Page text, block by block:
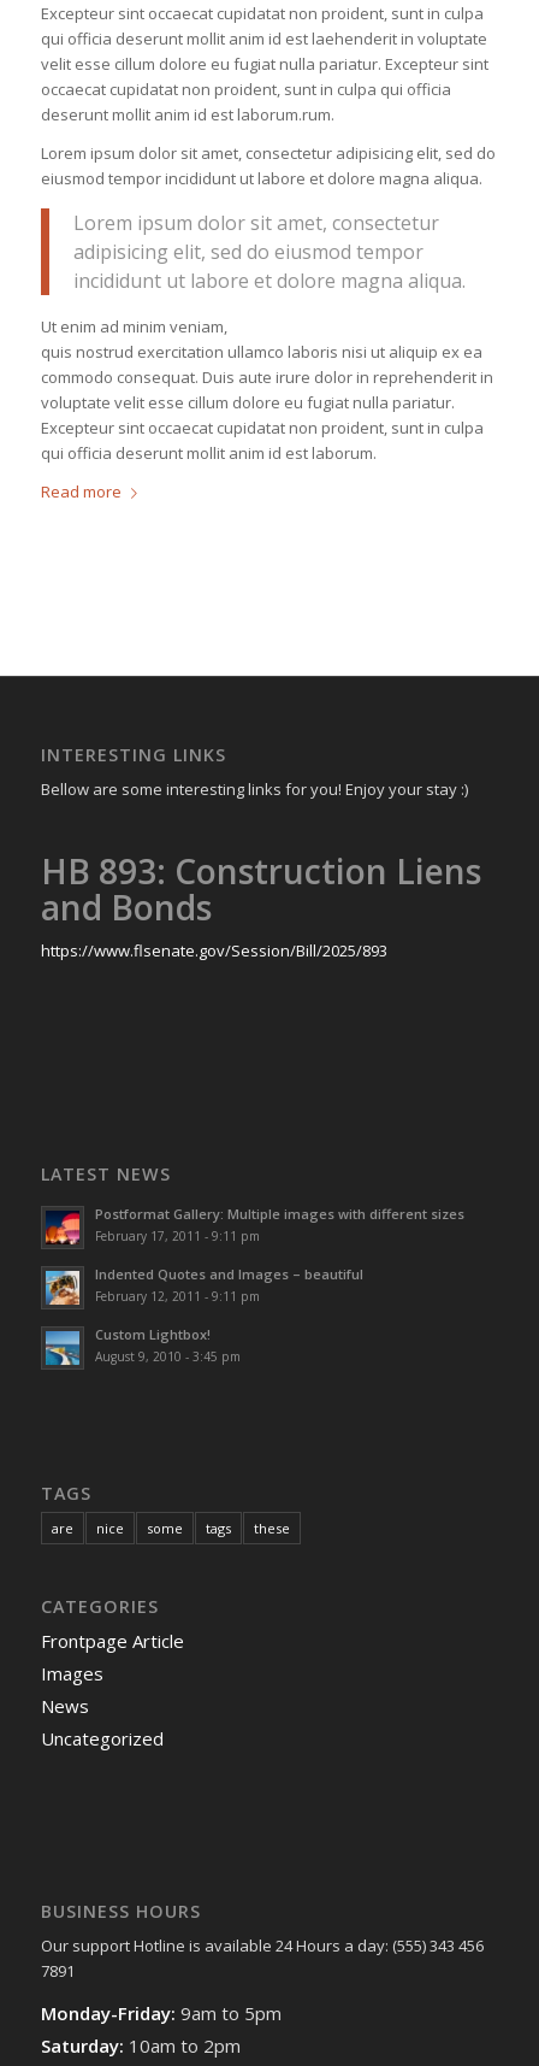
Excepteur sint occaecat cupidatat non proident, sunt in culpa
qui officia deserunt mollit anim id est laehenderit in voluptate
velit esse cillum dolore eu fugiat nulla pariatur. Excepteur sint
occaecat cupidatat non proident, sunt in culpa qui officia
deserunt mollit anim id est laborum.rum.
Lorem ipsum dolor sit amet, consectetur adipisicing elit, sed do
eiusmod tempor incididunt ut labore et dolore magna aliqua.
Lorem ipsum dolor sit amet, consectetur
adipisicing elit, sed do eiusmod tempor
incididunt ut labore et dolore magna aliqua.
Ut enim ad minim veniam,
quis nostrud exercitation ullamco laboris nisi ut aliquip ex ea
commodo consequat. Duis aute irure dolor in reprehenderit in
voluptate velit esse cillum dolore eu fugiat nulla pariatur.
Excepteur sint occaecat cupidatat non proident, sunt in culpa
qui officia deserunt mollit anim id est laborum.
Read more
INTERESTING LINKS
Bellow are some interesting links for you! Enjoy your stay :)
HB 893: Construction Liens
and Bonds
https://www.flsenate.gov/Session/Bill/2025/893
LATEST NEWS
Postformat Gallery: Multiple images with different sizes
February 17, 2011 - 9:11 pm
Indented Quotes and Images – beautiful
February 12, 2011 - 9:11 pm
Custom Lightbox!
August 9, 2010 - 3:45 pm
TAGS
are nice some tags these
CATEGORIES
Frontpage Article
Images
News
Uncategorized
BUSINESS HOURS
Our support Hotline is available 24 Hours a day: (555) 343 456
7891
Monday-Friday: 9am to 5pm
Saturday: 10am to 2pm